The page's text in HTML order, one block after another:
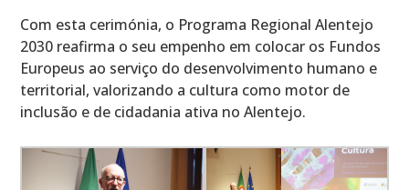
Com esta cerimónia, o Programa Regional Alentejo
2030 reafirma o seu empenho em colocar os Fundos
Europeus ao serviço do desenvolvimento humano e
territorial, valorizando a cultura como motor de
inclusão e de cidadania ativa no Alentejo.